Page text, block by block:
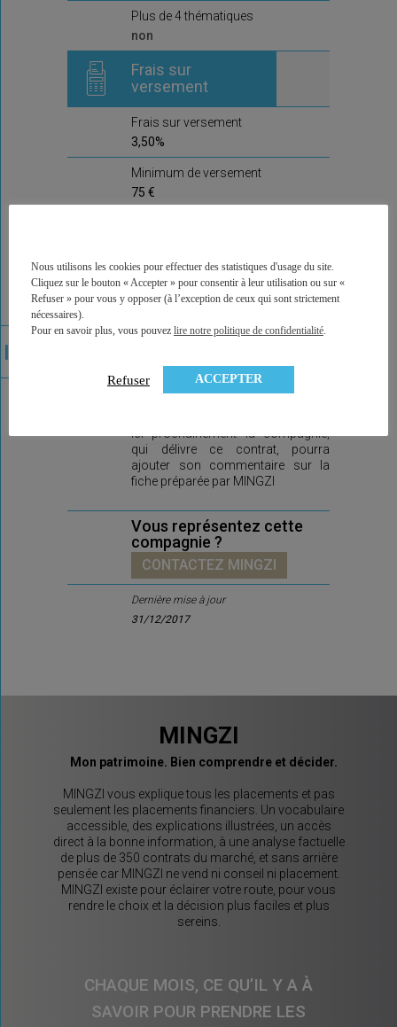
Plus de 4 thématiques
non
Frais sur
versement
Frais sur versement
3,50%
Minimum de versement
75 €
Frais d'arbitrage
0,5%
non
Commentaire de la
compagnie
Ici prochainement la compagnie,
qui délivre ce contrat, pourra
ajouter son commentaire sur la
fiche préparée par MINGZI
Vous représentez cette
compagnie ?
CONTACTEZ MINGZI
Dernière mise à jour
31/12/2017
MINGZI
Mon patrimoine. Bien comprendre et décider.
MINGZI vous explique tous les placements et pas
seulement les placements financiers. Un vocabulaire
accessible, des explications illustrées, un accès
direct à la bonne information, à une analyse factuelle
de plus de 350 contrats du marché, et sans arrière
pensée car MINGZI ne vend ni conseil ni placement.
MINGZI existe pour éclairer votre route, pour vous
rendre le choix et la décision plus faciles et plus
sereins.
CHAQUE MOIS, CE QU’IL Y A À
SAVOIR POUR PRENDRE LES
Nous utilisons les cookies pour effectuer des statistiques d'usage du site.
Cliquez sur le bouton « Accepter » pour consentir à leur utilisation ou sur «
Refuser » pour vous y opposer (à l’exception de ceux qui sont strictement
nécessaires).
Pour en savoir plus, vous pouvez lire notre politique de confidentialité.
Refuser ACCEPTER